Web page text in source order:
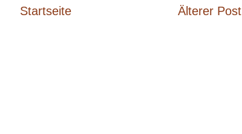
Älterer Post
Startseite